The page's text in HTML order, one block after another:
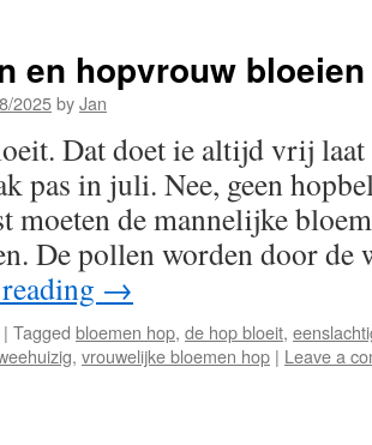
en hopvrouw
2025byJan
Dat doet ie altijd vrij
pas in juli. Nee, geen
moeten de mannelijke
De pollen worden door
→
| Tagged bloemen hop, de hop bloeit,
, vrouwelijke bloemen hop | Leave a